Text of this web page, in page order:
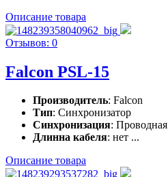
Описание товара
Отзывов: 0
Falcon PSL-15
Производитель: Falcon
Тип: Синхронизатор
Синхронизация: Проводная
Длинна кабеля: нет ...
Описание товара